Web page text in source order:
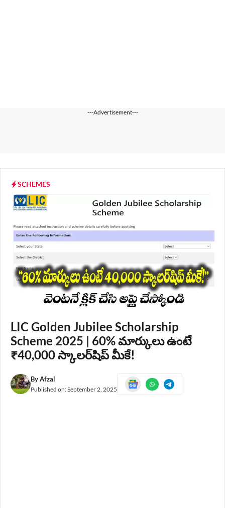
---Advertisement---
SCHEMES
LIC Golden Jubilee Scholarship
Scheme 2025 | 60% మార్కులు ఉంటే
₹40,000 స్కాలర్‌షిప్ మీకే!
ByAfzal
Published on:September 2, 2025